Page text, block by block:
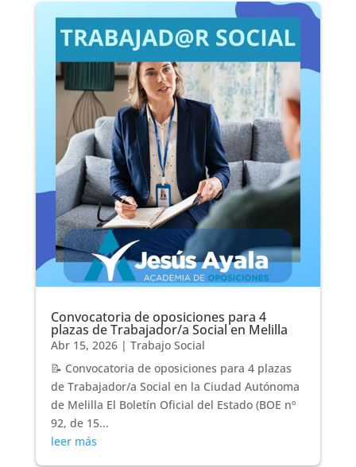
Convocatoria de oposiciones para 4
plazas de Trabajador/a Social en Melilla
Abr 15, 2026| Trabajo Social
📝 Convocatoria de oposiciones para 4 plazas
de Trabajador/a Social en la Ciudad Autónoma
de Melilla El Boletín Oficial del Estado (BOE nº
92, de 15...
leer más